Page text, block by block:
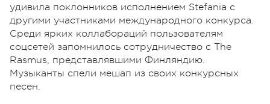
удивила поклонников исполнением Stefania с
другими участниками международного конкурса.
Среди ярких коллабораций пользователям
соцсетей запомнилось сотрудничество с The
Rasmus, представлявшими Финляндию.
Музыканты спели мешап из своих конкурсных
песен.